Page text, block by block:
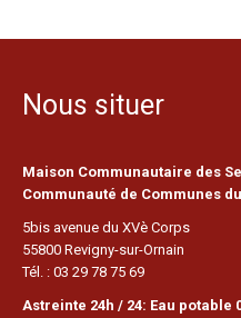
Nous situer
Maison Communautaire des
Communauté de Communes
5bis avenue du XVè Corps
55800 Revigny-sur-Ornain
Tél. : 03 29 78 75 69
Astreinte 24h / 24: Eau potable